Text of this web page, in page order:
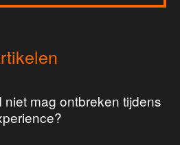
niet mag ontbreken tijdens